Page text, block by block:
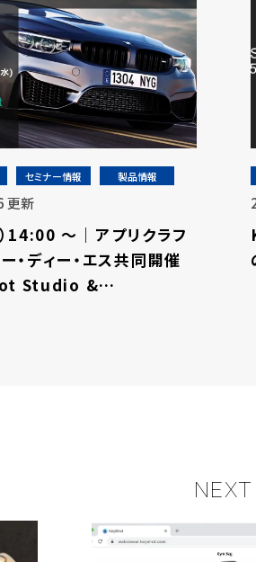
セミナー情報 製品情報
更新
14:00 ～｜アプリクラフ
・ディー・エス共同開催
Studio &
NEXT